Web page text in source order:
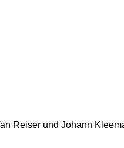
Reiser und Johann